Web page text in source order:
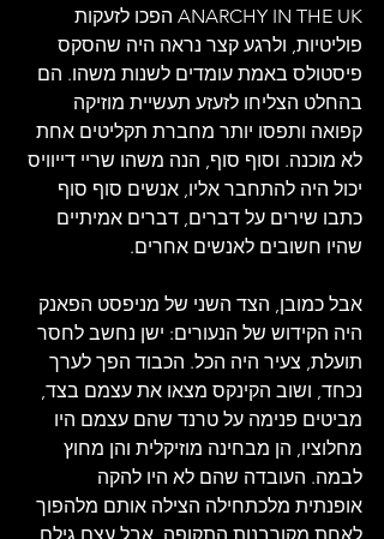
ANARCHY IN THE UK הפכו לזעקות
פוליטיות, ולרגע קצר נראה היה שהסקס
פיסטולס באמת עומדים לשנות משהו. הם
בהחלט הצליחו לזעזע תעשיית מוזיקה
קפואה ותפסו יותר מחברת תקליטים אחת
לא מוכנה. וסוף סוף, הנה משהו שריי דייוויס
יכול היה להתחבר אליו, אנשים סוף סוף
כתבו שירים על דברים, דברים אמיתיים
שהיו חשובים לאנשים אחרים.
אבל כמובן, הצד השני של מניפסט הפאנק
היה הקידוש של הנעורים: ישן נחשב לחסר
תועלת, צעיר היה הכל. הכבוד הפך לערך
נכחד, ושוב הקינקס מצאו את עצמם בצד,
מביטים פנימה על טרנד שהם עצמם היו
מחלוציו, הן מבחינה מוזיקלית והן מחוץ
לבמה. העובדה שהם לא היו להקה
אופנתית מלכתחילה הצילה אותם מלהפוך